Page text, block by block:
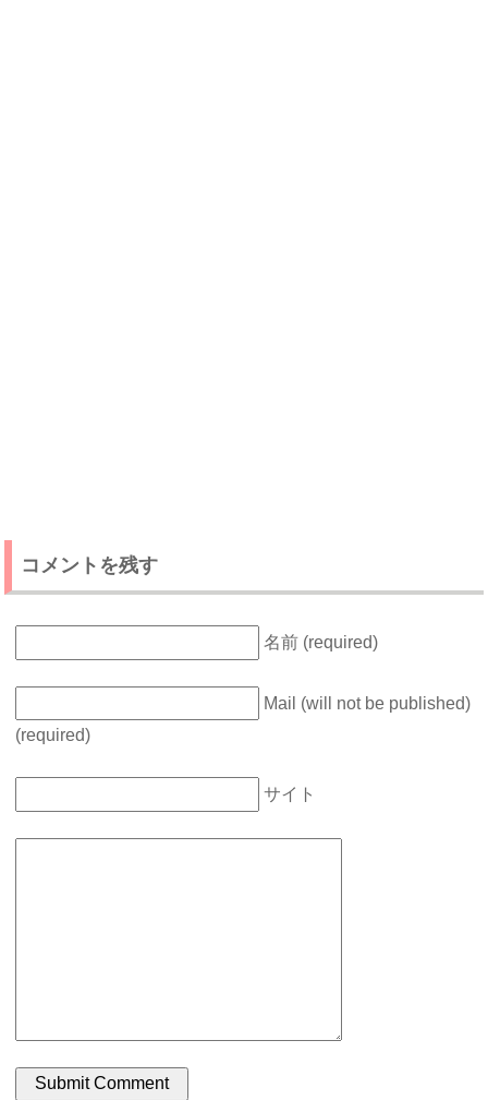
コメントを残す
名前 (required)
Mail (will not be published)
(required)
サイト